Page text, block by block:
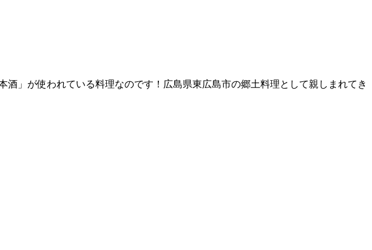
」が使われている料理なのです！広島県東広島市の郷土料理として親しまれてき